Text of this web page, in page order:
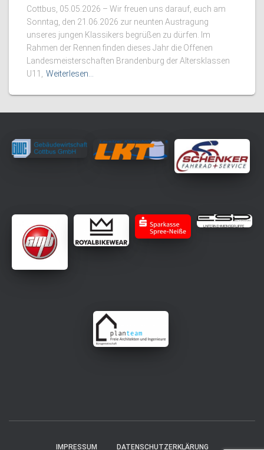
Cottbus, 05.05.2026 – Wir freuen uns darauf, euch am
Sonntag, den 21.06.2026 zur neunten Austragung
unseres jungen Klassikers begrüßen zu dürfen. Im
Rahmen der Rennen finden dieses Jahr die Offenen
Landesmeisterschaften Brandenburg der Altersklassen
U11,
Weiterlesen…
IMPRESSUM DATENSCHUTZERKLÄRUNG